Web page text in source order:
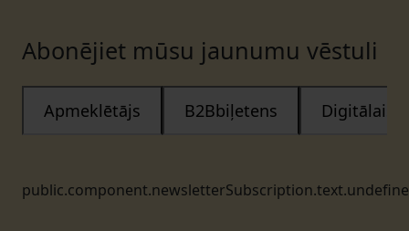
Abonējiet mūsu jaunumu vēstuli
Apmeklētājs B2Bbiļetens Digitālais